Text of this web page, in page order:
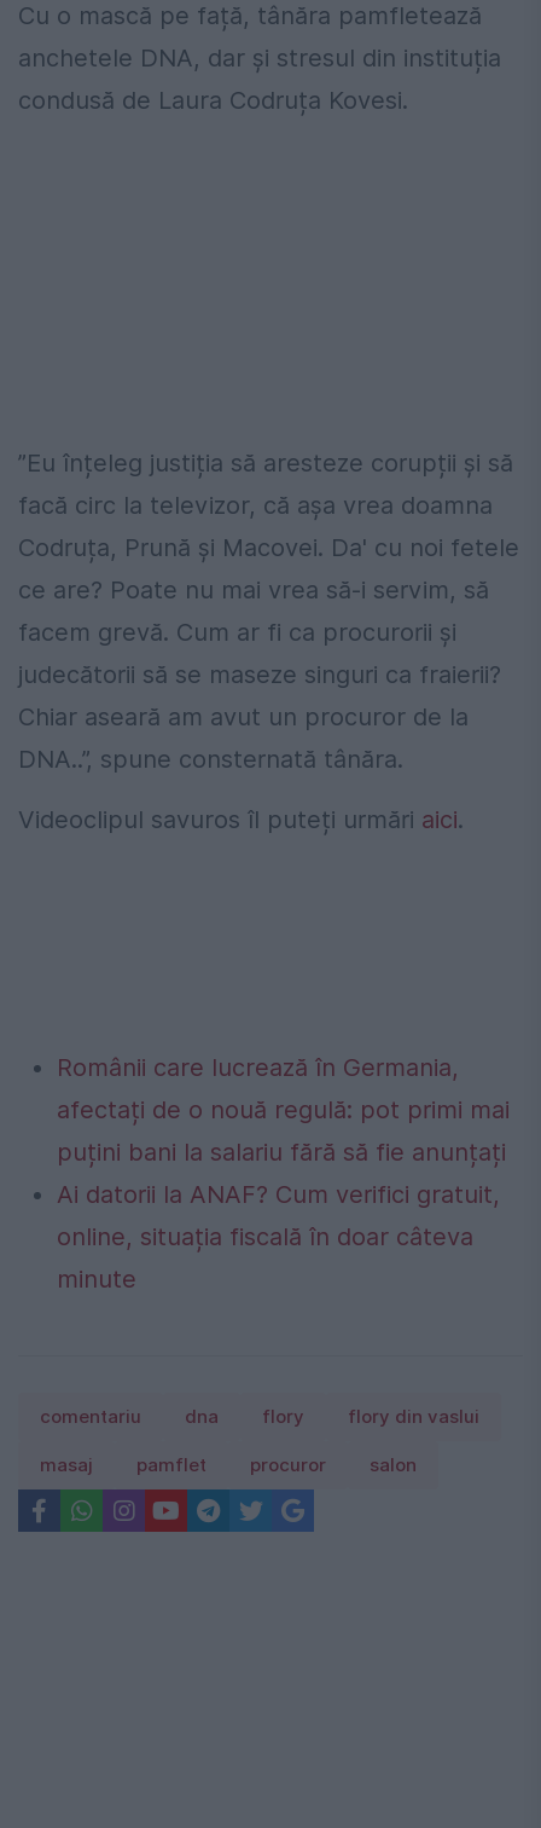
Cu o mască pe față, tânăra pamfletează
anchetele DNA, dar și stresul din instituția
condusă de Laura Codruța Kovesi.
”Eu înțeleg justiția să aresteze corupții și să
facă circ la televizor, că așa vrea doamna
Codruța, Prună și Macovei. Da' cu noi fetele
ce are? Poate nu mai vrea să-i servim, să
facem grevă. Cum ar fi ca procurorii și
judecătorii să se maseze singuri ca fraierii?
Chiar aseară am avut un procuror de la
DNA..”, spune consternată tânăra.
Videoclipul savuros îl puteți urmări aici.
Românii care lucrează în Germania,
afectați de o nouă regulă: pot primi mai
puțini bani la salariu fără să fie anunțați
Ai datorii la ANAF? Cum verifici gratuit,
online, situația fiscală în doar câteva
minute
comentariu dna flory flory din vaslui
masaj pamflet procuror salon